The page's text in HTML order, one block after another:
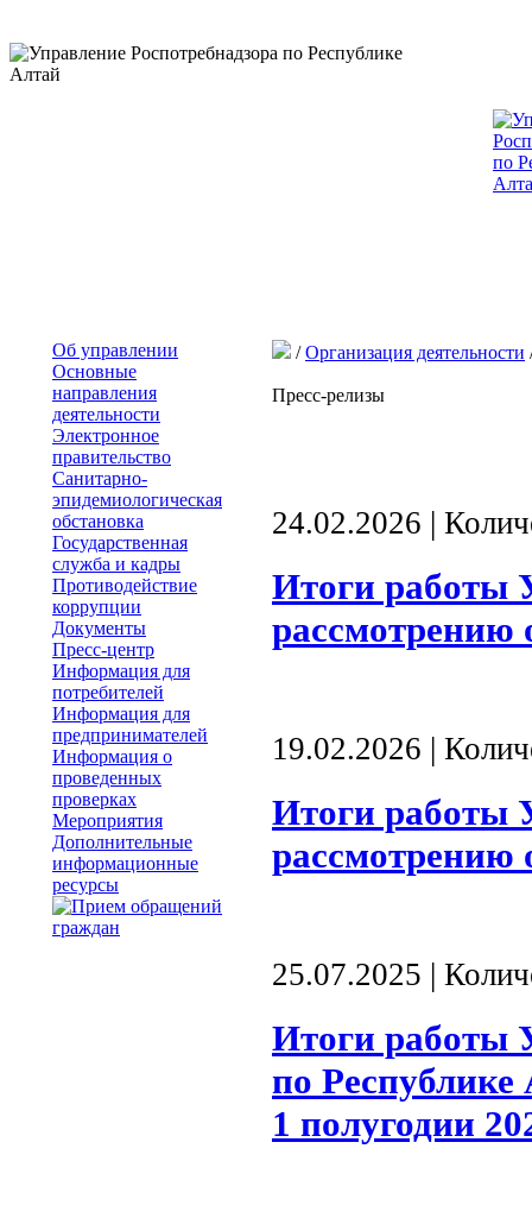
Об управлении
Основные
направления
деятельности
Электронное
правительство
Санитарно-
эпидемиологическая
обстановка
Государственная
служба и кадры
Противодействие
коррупции
Документы
Пресс-центр
Информация для
потребителей
Информация для
предпринимателей
Информация о
проведенных
проверках
Мероприятия
Дополнительные
информационные
ресурсы
/Организация деятельности
Пресс-релизы
24.02.2026 |
Итоги работы
рассмотрению
19.02.2026 |
Итоги работы
рассмотрению
25.07.2025 |
Итоги работы
по
1 полугодии